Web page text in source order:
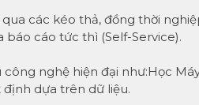
các kéo thả, đồng thời
báo cáo tức thì (Self-Service).
công nghệ hiện đại như:Học
dựa trên dữ liệu.